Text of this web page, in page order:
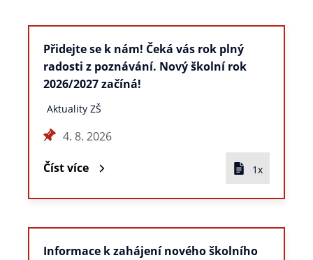
Přidejte se k nám! Čeká vás rok plný
radosti z poznávání. Nový školní rok
2026/2027 začíná!
Aktuality ZŠ
4. 8. 2026
Číst více 1x
Informace k zahájení nového školního